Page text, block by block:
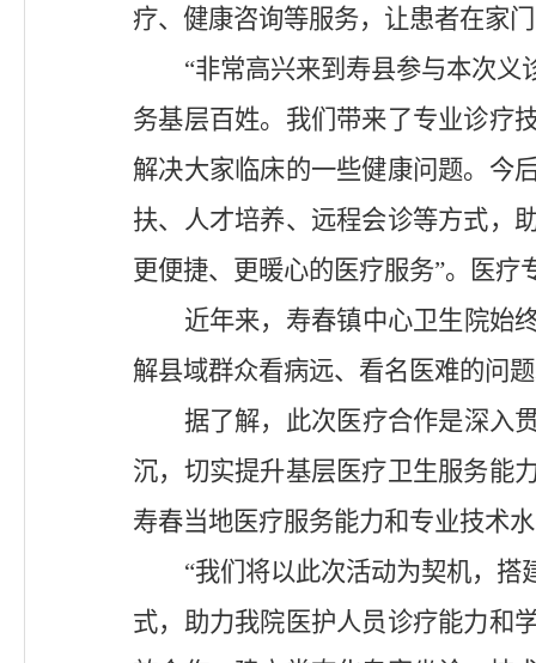
疗、健康咨询等服务，让患者在家
“非常高兴来到寿县参与本次
务基层百姓。我们带来了专业诊疗
解决大家临床的一些健康问题。今
扶、人才培养、远程会诊等方式，
更便捷、更暖心的医疗服务”。医疗
近年来，寿春镇中心卫生院始
解县域群众看病远、看名医难的问
据了解，此次医疗合作是深入
沉，切实提升基层医疗卫生服务能
寿春当地医疗服务能力和专业技术
“我们将以此次活动为契机，
式，助力我院医护人员诊疗能力和